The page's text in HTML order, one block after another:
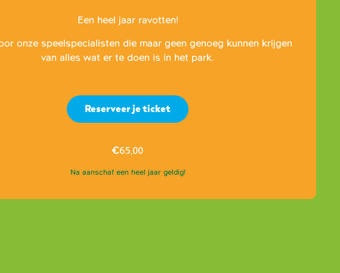
Een heel jaar ravotten!
onze speelspecialisten die maar geen genoeg kunnen krijgen
van alles wat er te doen is in het park.
Reserveer je ticket
€65,00
Na aanschaf een heel jaar geldig!